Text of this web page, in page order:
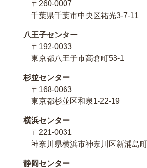
〒260-0007
千葉県千葉市中央区祐光3-7-11
八王子センター
〒192-0033
東京都八王子市高倉町53-1
杉並センター
〒168-0063
東京都杉並区和泉1-22-19
横浜センター
〒221-0031
神奈川県横浜市神奈川区新浦島
静岡センター